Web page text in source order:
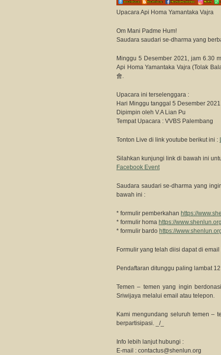
Upacara Api Homa Yamantaka Vajra
Om Mani Padme Hum!
Saudara saudari se-dharma yang
Minggu 5 Desember 2021, jam 6.30
Api Homa Yamantaka Vajra (Tolak
會.
Upacara ini terselenggara :
Hari Minggu tanggal 5 Desember
Dipimpin oleh V.A Lian Pu
Tempat Upacara : VVBS Palembang
Tonton Live di link youtube berikut ini :
Silahkan kunjungi link di bawah ini
Facebook Event
Saudara saudari se-dharma yang
bawah ini :
* formulir pemberkahan https://
* formulir homa https://
* formulir bardo https://
Formulir yang telah diisi dapat di
Pendaftaran ditunggu paling lambat
Temen – temen yang ingin
Sriwijaya melalui email atau telepon.
Kami mengundang seluruh temen –
berpartisipasi. _/_
Info lebih lanjut hubungi :
E-mail : contactus@shenlun.org